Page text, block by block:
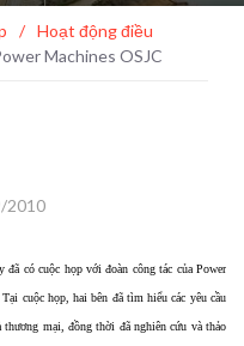
/ Hoạt động điều
Machines OSJC
2010
có cuộc họp với đoàn công tác của Power
cuộc họp, hai bên đã tìm hiểu các yêu cầu
mại, đồng thời đã nghiên cứu và thảo